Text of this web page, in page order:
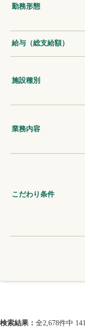
勤務形態
給与（総支給額）
施設種別
業務内容
こだわり条件
検索結果： 全2,678件中